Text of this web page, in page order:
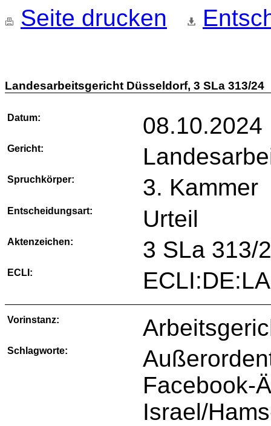
Seite drucken
Landesarbeitsgericht Düsseldorf, 3 SLa 313/24
Datum: 08.10.2024
Gericht:
Spruchkörper: 3. Kammer
Entscheidungsart: Urteil
Aktenzeichen: 3 SLa 313/
ECLI:
Vorinstanz:
Schlagworte:
Facebook-
Israel/